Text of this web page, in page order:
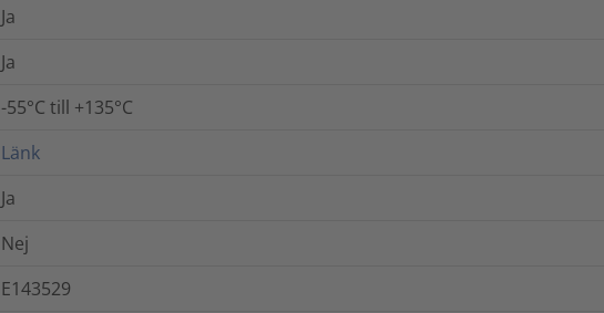
Ja
Ja
-55°C till +135°C
Länk
Ja
Nej
E143529